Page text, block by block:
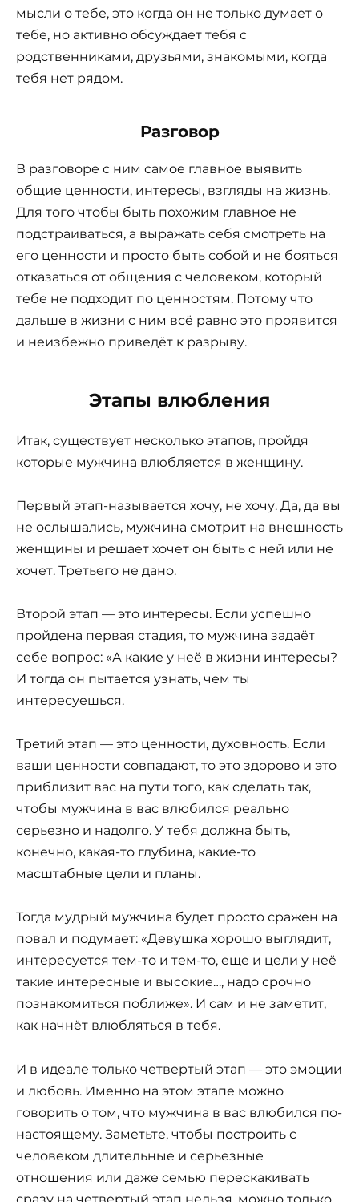
мысли о тебе, это когда он не только думает о
тебе, но активно обсуждает тебя с
родственниками, друзьями, знакомыми, когда
тебя нет рядом.
Разговор
В разговоре с ним самое главное выявить
общие ценности, интересы, взгляды на жизнь.
Для того чтобы быть похожим главное не
подстраиваться, а выражать себя смотреть на
его ценности и просто быть собой и не бояться
отказаться от общения с человеком, который
тебе не подходит по ценностям. Потому что
дальше в жизни с ним всё равно это проявится
и неизбежно приведёт к разрыву.
Этапы влюбления
Итак, существует несколько этапов, пройдя
которые мужчина влюбляется в женщину.
Первый этап-называется хочу, не хочу. Да, да вы
не ослышались, мужчина смотрит на внешность
женщины и решает хочет он быть с ней или не
хочет. Третьего не дано.
Второй этап — это интересы. Если успешно
пройдена первая стадия, то мужчина задаёт
себе вопрос: «А какие у неё в жизни интересы?
И тогда он пытается узнать, чем ты
интересуешься.
Третий этап — это ценности, духовность. Если
ваши ценности совпадают, то это здорово и это
приблизит вас на пути того, как сделать так,
чтобы мужчина в вас влюбился реально
серьезно и надолго. У тебя должна быть,
конечно, какая-то глубина, какие-то
масштабные цели и планы.
Тогда мудрый мужчина будет просто сражен на
повал и подумает: «Девушка хорошо выглядит,
интересуется тем-то и тем-то, еще и цели у неё
такие интересные и высокие…, надо срочно
познакомиться поближе». И сам и не заметит,
как начнёт влюбляться в тебя.
И в идеале только четвертый этап — это эмоции
и любовь. Именно на этом этапе можно
говорить о том, что мужчина в вас влюбился по-
настоящему. Заметьте, чтобы построить с
человеком длительные и серьезные
отношения или даже семью перескакивать
сразу на четвертый этап нельзя, можно только